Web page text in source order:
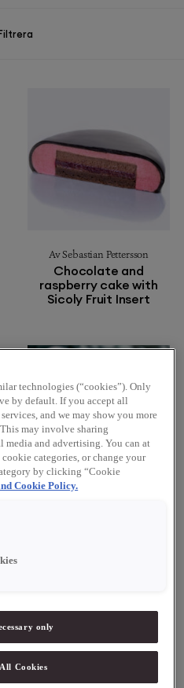
Av Sebastian Pettersson
Chocolate and
raspberry cake with
Sicoly Fruit Insert
technologies (“cookies”). Only
by default. If you accept all
and we may show you more
may involve sharing
and advertising. You can at
categories, or change your
by clicking “Cookie
Cookie Policy.
only
Cookies